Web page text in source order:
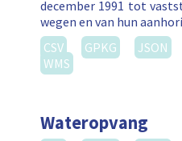
december 1991 tot
wegen en van hun
CSV
GPKG JSON
WMS
Wateropvang